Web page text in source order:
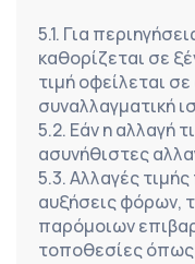
5.1. Για
καθορίζεται σε
τιμή οφείλεται
συναλλαγματική
5.2. Εάν η αλλαγή
ασυνήθιστες
5.3. Αλλαγές
αυξήσεις φόρων,
παρόμοιων
τοποθεσίες όπως